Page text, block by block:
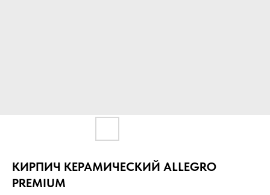
КИРПИЧ КЕРАМИЧЕСКИЙ ALLEGRO
PREMIUM